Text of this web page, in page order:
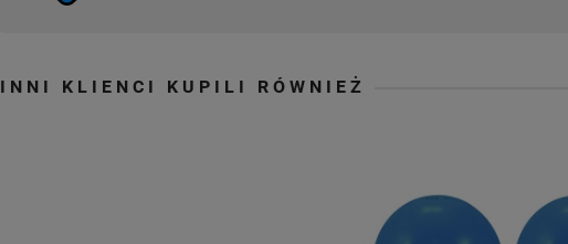
INNI KLIENCI KUPILI RÓWNIEŻ